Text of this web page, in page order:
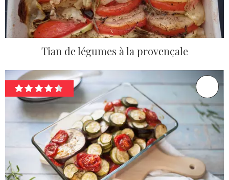
Tian de légumes à la provençale